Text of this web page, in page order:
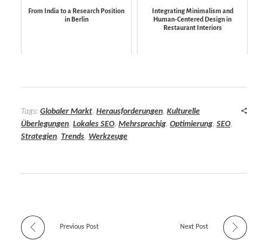
From India to a Research Position
in Berlin
Integrating Minimalism and
Human-Centered Design in
Restaurant Interiors
Tags: Globaler Markt, Herausforderungen, Kulturelle
Überlegungen, Lokales SEO, Mehrsprachig, Optimierung, SEO,
Strategien, Trends, Werkzeuge
Previous Post Next Post